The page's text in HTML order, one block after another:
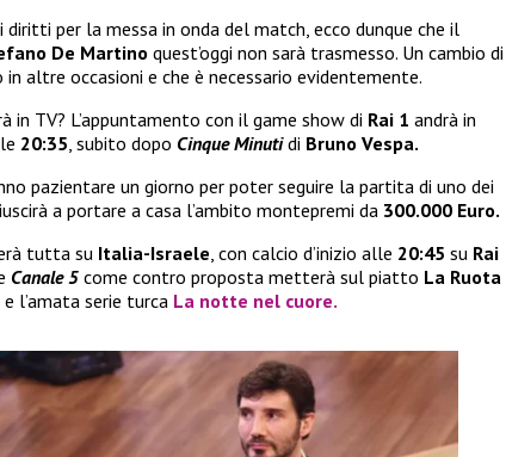
diritti per la messa in onda del match, ecco dunque che il
De Martino quest’oggi non sarà trasmesso. Un cambio di
altre occasioni e che è necessario evidentemente.
in TV? L’appuntamento con il game show di Rai 1 andrà in
20:35, subito dopo Cinque Minutidi Bruno Vespa.
pazientare un giorno per poter seguire la partita di uno dei
a portare a casa l’ambito montepremi da 300.000 Euro.
tutta su Italia-Israele, con calcio d’inizio alle 20:45 su Rai
Canale 5 come contro proposta metterà sul piatto La Ruota
e l’amata serie turca La notte nel cuore.